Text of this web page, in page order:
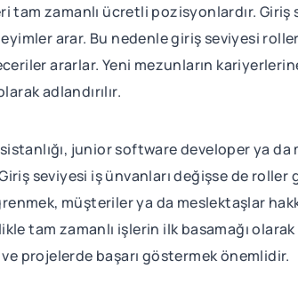
tam zamanlı ücretli pozisyonlardır.
arar. Bu nedenle giriş seviyesi
ararlar. Yeni mezunların
adlandırılır.
junior software developer ya
seviyesi iş ünvanları değişse de
müşteriler ya da meslektaşlar
tam zamanlı işlerin ilk basamağı
projelerde başarı göstermek önemlidir.